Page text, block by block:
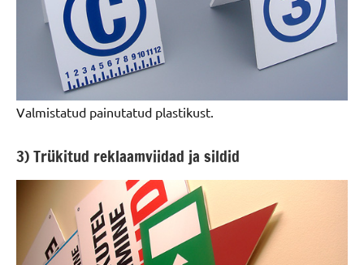
Valmistatud painutatud plastikust.
3) Trükitud reklaamviidad ja sildid